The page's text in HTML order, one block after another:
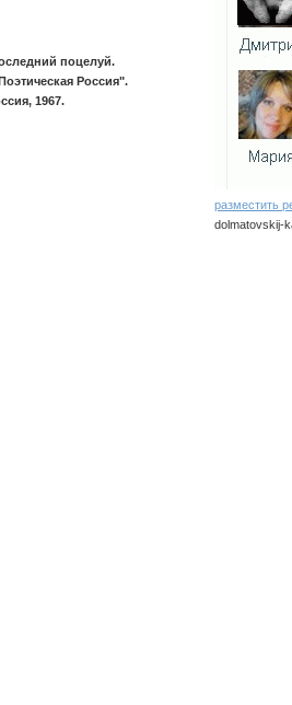
поцелуй.
Россия".
1967.
разместить
dolmatovskij-